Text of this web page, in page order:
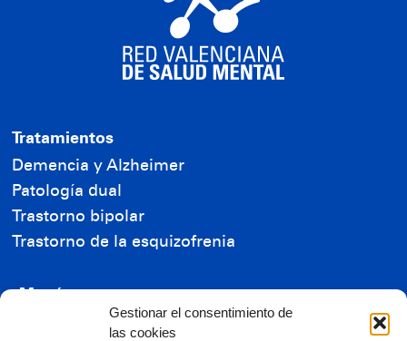
Gestionar el consentimiento de
las cookies
Tratamientos
Demencia y Alzheimer
Patología dual
Trastorno bipolar
Trastorno de la esquizofrenia
Menú
Residencia de Mayores